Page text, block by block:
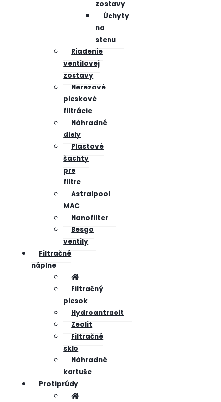
zostavy
Úchyty
na
stenu
Riadenie
ventilovej
zostavy
Nerezové
pieskové
filtrácie
Náhradné
diely
Plastové
šachty
pre
filtre
Astralpool
MAC
Nanofilter
Besgo
ventily
Filtračné
náplne
Filtračný
piesok
Hydroantracit
Zeolit
Filtračné
sklo
Náhradné
kartuše
Protiprúdy